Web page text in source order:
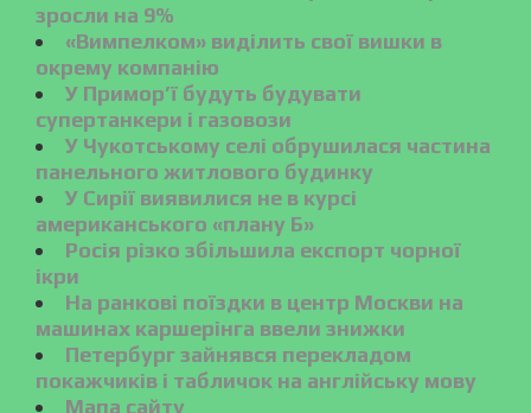
зросли на 9%
«Вимпелком» виділить свої вишки в
окрему компанію
У Примор’ї будуть будувати
супертанкери і газовози
У Чукотському селі обрушилася частина
панельного житлового будинку
У Сирії виявилися не в курсі
американського «плану Б»
Росія різко збільшила експорт чорної
ікри
На ранкові поїздки в центр Москви на
машинах каршерінга ввели знижки
Петербург зайнявся перекладом
покажчиків і табличок на англійську мову
Мапа сайту